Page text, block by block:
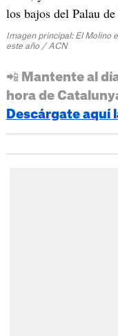
los bajos del Palau
Imagen principal: El Molino
este año / ACN
📲 Mantente al
hora de
Descárgate aquí